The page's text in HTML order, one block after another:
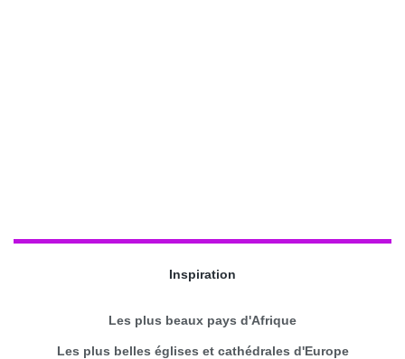
Inspiration
Les plus beaux pays d'Afrique
Les plus belles églises et cathédrales d'Europe